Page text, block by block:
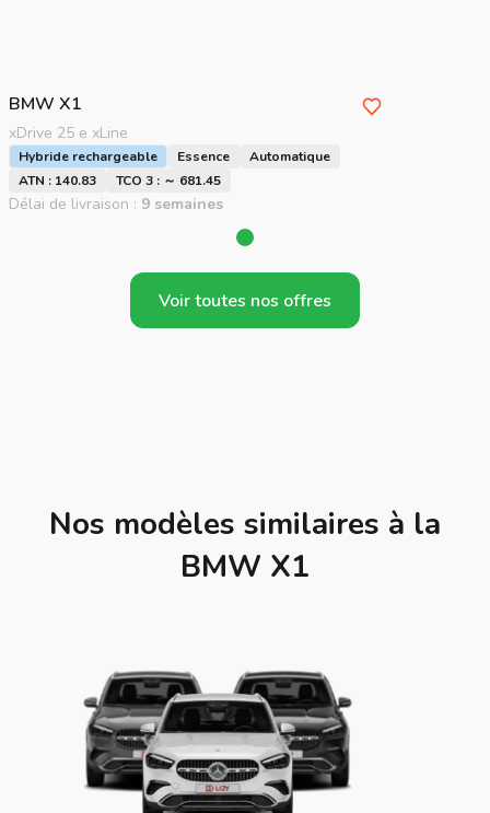
BMW X1
xDrive 25 e xLine
Hybride rechargeable Essence
Automatique
ATN : 140.83
TCO 3 : ～ 681.45
Délai de livraison : 9 semaines
Voir toutes nos offres
Nos modèles similaires à la
BMW X1